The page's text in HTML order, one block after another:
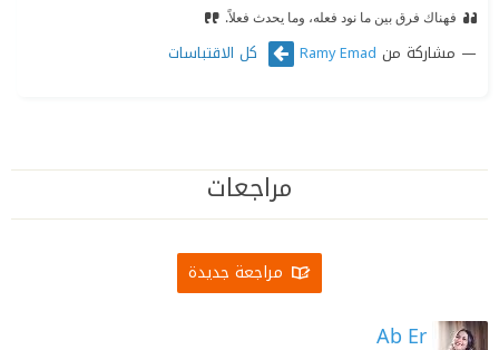
فهناك فرق بين ما نود فعله، وما يحدث فعلاً.
مشاركة من Ramy Emad كل الاقتباسات
مراجعات
مراجعة جديدة
Ab Er